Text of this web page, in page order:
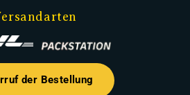
der Bestellung